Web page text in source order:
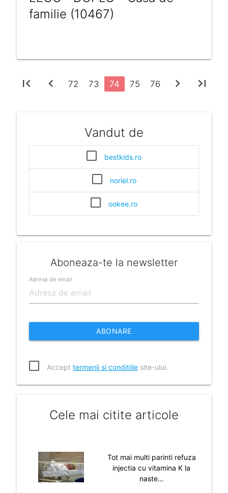
familie (10467)
first_page chevron_left 72 73 74 75 76 chevron_right last_page
Vandut de
bestkids.ro
noriel.ro
ookee.ro
Aboneaza-te la newsletter
Adresa de email
ABONARE
Accept termenii si conditiilesite-ului.
Cele mai citite articole
Tot mai multi parinti refuza
injectia cu vitamina K la
naste…